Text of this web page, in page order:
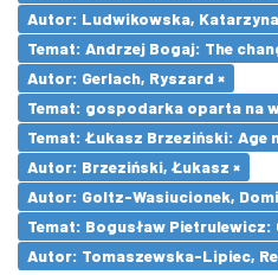
Autor: Ludwikowska,
Temat: Andrzej Bogaj: The
Autor: Gerlach, Ryszard ×
Temat: gospodarka oparta na
Temat: Łukasz Brzeziński: Age
Autor: Brzeziński, Łukasz ×
Autor: Goltz-Wasiucionek,
Temat: Bogusław
Autor: Tomaszewska-Lipiec,